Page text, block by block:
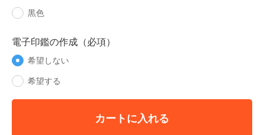
黒色
電子印鑑の作成（必項）
希望しない
希望する
カートに入れる